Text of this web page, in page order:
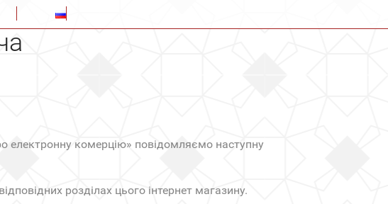
електронну комерцію» повідомляємо наступну
розділах цього інтернет магазину.